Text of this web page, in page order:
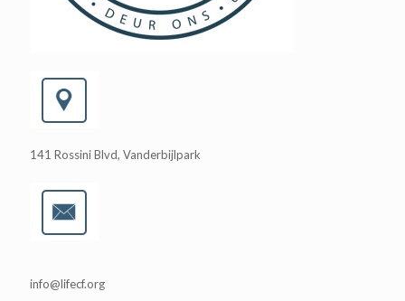
141 Rossini Blvd, Vanderbijlpark
info@lifecf.org